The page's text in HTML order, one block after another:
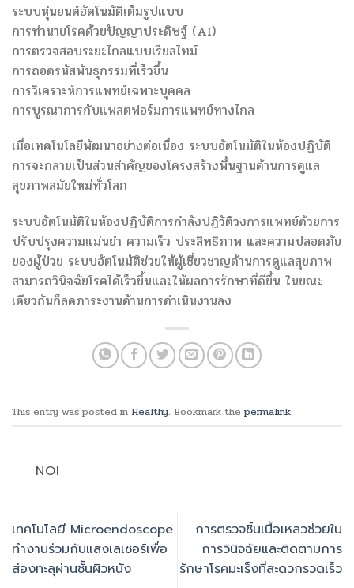
ระบบหุ่นยนต์อัตโนมัติเต็มรูปแบบ
การทำนายโรคด้วยปัญญาประดิษฐ์ (AI)
การตรวจสอบระยะไกลแบบเรียลไทม์
การถอดรหัสพันธุกรรมที่เร็วขึ้น
การวิเคราะห์การแพทย์เฉพาะบุคคล
การบูรณาการกับแพลตฟอร์มการแพทย์ทางไกล
เมื่อเทคโนโลยีพัฒนาอย่างต่อเนื่อง ระบบอัตโนมัติในห้องปฏิบัติ
การจะกลายเป็นส่วนสำคัญของโครงสร้างพื้นฐานด้านการดูแล
สุขภาพสมัยใหม่ทั่วโลก
ระบบอัตโนมัติในห้องปฏิบัติการกำลังปฏิวัติวงการแพทย์ด้วยการ
ปรับปรุงความแม่นยำ ความเร็ว ประสิทธิภาพ และความปลอดภัย
ของผู้ป่วย ระบบอัตโนมัติช่วยให้ผู้เชี่ยวชาญด้านการดูแลสุขภาพ
สามารถวินิจฉัยโรคได้เร็วขึ้นและให้ผลการรักษาที่ดีขึ้น ในขณะ
เดียวกันก็ลดภาระงานด้านการดำเนินงานลง
This entry was posted in Healthy. Bookmark the permalink.
NOI
เทคโนโลยี Microendoscope
ทำงานร่วมกับแสงเลเซอร์เพื่อ
ส่องทะลุผ่านชั้นผิวหนัง
การตรวจชิ้นเนื้อเหลวช่วยใน
การวินิจฉัยและติดตามการ
รักษาโรคมะเร็งที่สะดวกรวดเร็ว